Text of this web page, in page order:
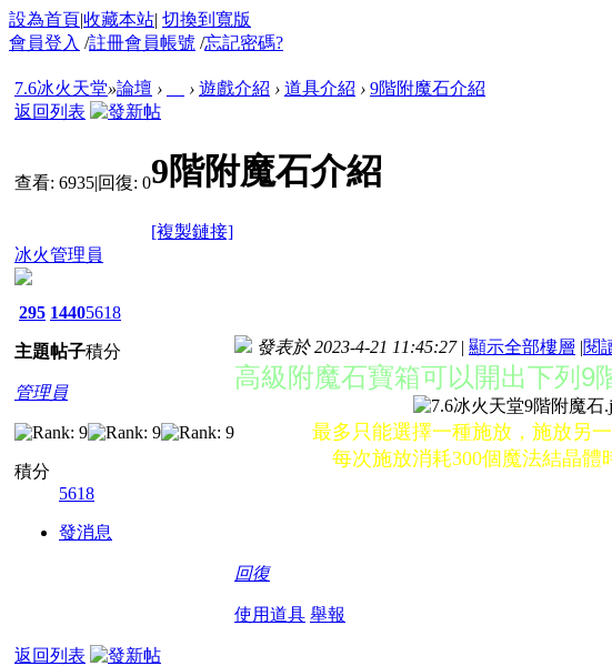
設為首頁|收藏本站| 切換到寬版
會員登入 /註冊會員帳號 /忘記密碼?
7.6冰火天堂»論壇 › › 遊戲介紹 › 道具介紹 › 9階附魔石介紹
返回列表
查看: 6935|回復: 09階附魔石介紹
[複製鏈接]
冰火管理員
295
主題
1440
帖子
5618
積分
管理員
積分
5618
發消息
發表於 2023-4-21 11:45:27 | 顯示全部樓層 |閱
高級附魔石寶箱可以開出下列9
最多只能選擇一種施放，施放另
每次施放消耗300個魔法結晶體
回復
使用道具 舉報
返回列表